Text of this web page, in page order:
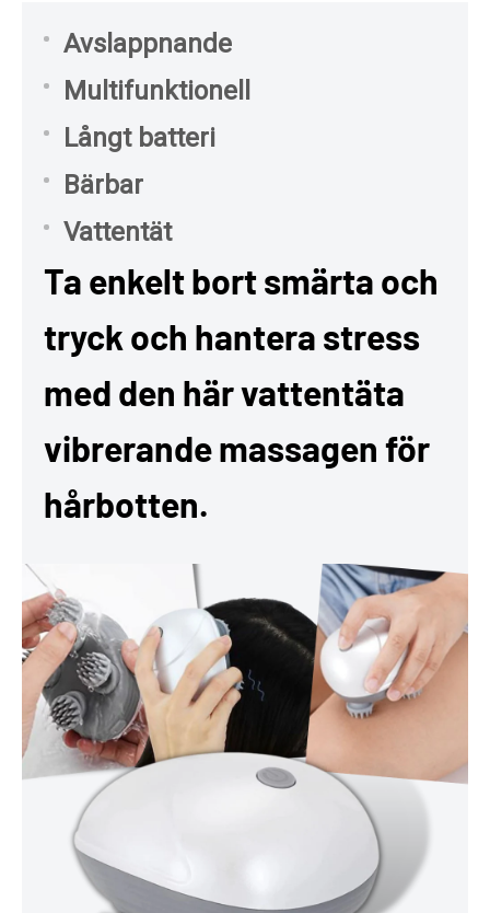
Avslappnande
Multifunktionell
Långt batteri
Bärbar
Vattentät
Ta enkelt bort smärta och
tryck och hantera stress
med den här vattentäta
vibrerande massagen för
hårbotten.